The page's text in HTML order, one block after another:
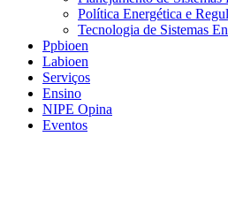
Política Energética e
Tecnologia de Sistemas
Ppbioen
Labioen
Serviços
Ensino
NIPE Opina
Eventos